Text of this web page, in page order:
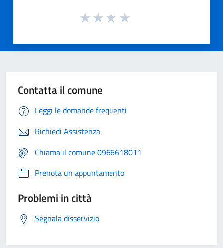
Contatta il comune
Leggi le domande frequenti
Richiedi Assistenza
Chiama il comune 0966618011
Prenota un appuntamento
Problemi in città
Segnala disservizio